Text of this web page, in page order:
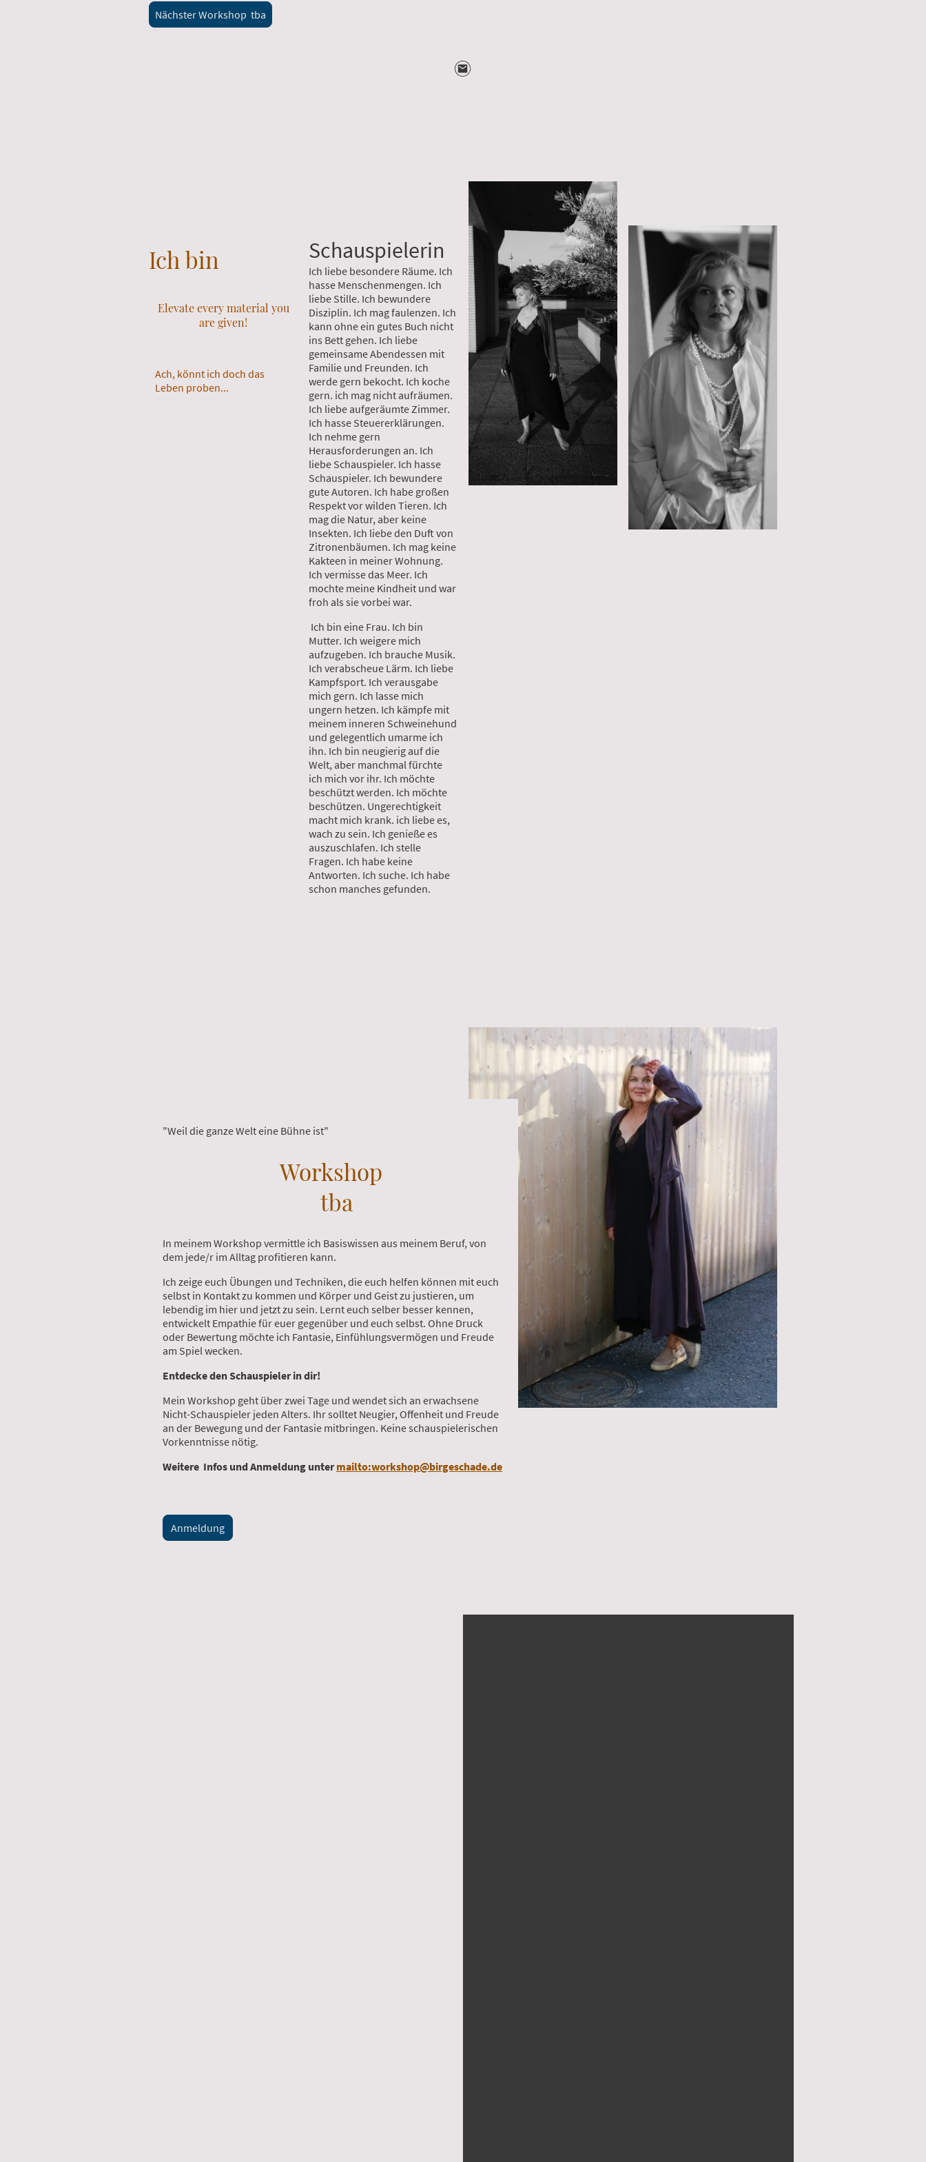
Nächster Workshop tba
Ich bin
Elevate every material you
are given!
Ach, könnt ich doch das
Leben proben...
Schauspielerin
Ich liebe besondere Räume. Ich
hasse Menschenmengen. Ich
liebe Stille. Ich bewundere
Disziplin. Ich mag faulenzen. Ich
kann ohne ein gutes Buch nicht
ins Bett gehen. Ich liebe
gemeinsame Abendessen mit
Familie und Freunden. Ich
werde gern bekocht. Ich koche
gern. ich mag nicht aufräumen.
Ich liebe aufgeräumte Zimmer.
Ich hasse Steuererklärungen.
Ich nehme gern
Herausforderungen an. Ich
liebe Schauspieler. Ich hasse
Schauspieler. Ich bewundere
gute Autoren. Ich habe großen
Respekt vor wilden Tieren. Ich
mag die Natur, aber keine
Insekten. Ich liebe den Duft von
Zitronenbäumen. Ich mag keine
Kakteen in meiner Wohnung.
Ich vermisse das Meer. Ich
mochte meine Kindheit und war
froh als sie vorbei war.
Ich bin eine Frau. Ich bin
Mutter. Ich weigere mich
aufzugeben. Ich brauche Musik.
Ich verabscheue Lärm. Ich liebe
Kampfsport. Ich verausgabe
mich gern. Ich lasse mich
ungern hetzen. Ich kämpfe mit
meinem inneren Schweinehund
und gelegentlich umarme ich
ihn. Ich bin neugierig auf die
Welt, aber manchmal fürchte
ich mich vor ihr. Ich möchte
beschützt werden. Ich möchte
beschützen. Ungerechtigkeit
macht mich krank. ich liebe es,
wach zu sein. Ich genieße es
auszuschlafen. Ich stelle
Fragen. Ich habe keine
Antworten. Ich suche. Ich habe
schon manches gefunden.
"Weil die ganze Welt eine Bühne ist"
Workshop
tba
In meinem Workshop vermittle ich Basiswissen aus meinem Beruf, von
dem jede/r im Alltag profitieren kann.
Ich zeige euch Übungen und Techniken, die euch helfen können mit euch
selbst in Kontakt zu kommen und Körper und Geist zu justieren, um
lebendig im hier und jetzt zu sein. Lernt euch selber besser kennen,
entwickelt Empathie für euer gegenüber und euch selbst. Ohne Druck
oder Bewertung möchte ich Fantasie, Einfühlungsvermögen und Freude
am Spiel wecken.
Entdecke den Schauspieler in dir!
Mein Workshop geht über zwei Tage und wendet sich an erwachsene
Nicht-Schauspieler jeden Alters. Ihr solltet Neugier, Offenheit und Freude
an der Bewegung und der Fantasie mitbringen. Keine schauspielerischen
Vorkenntnisse nötig.
Weitere Infos und Anmeldung untermailto:workshop@birgeschade.de
Anmeldung